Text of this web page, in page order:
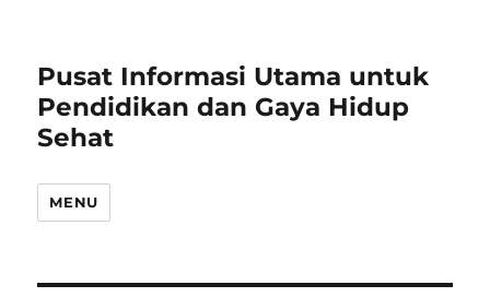
Pusat Informasi Utama untuk
Pendidikan dan Gaya Hidup
Sehat
MENU